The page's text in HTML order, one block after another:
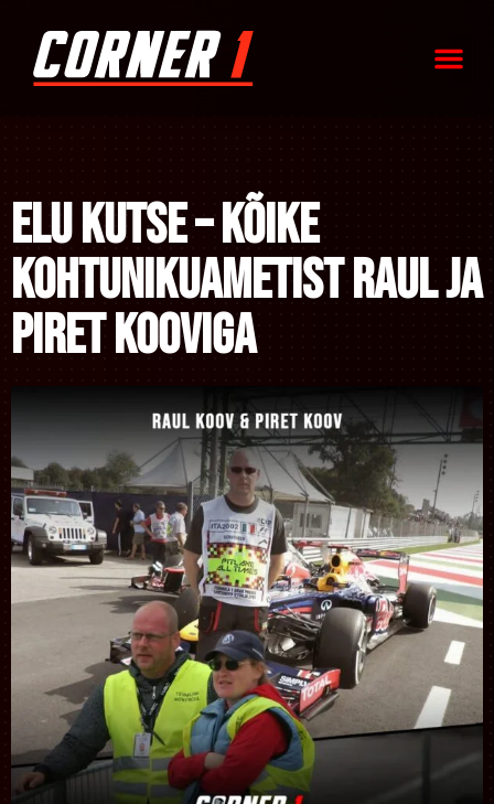
Elu Kutse – kõike
kohtunikuametist Raul ja
Piret Kooviga